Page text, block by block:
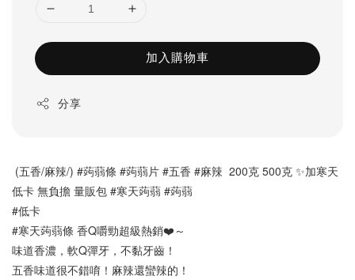
加入購物車
分享
(五香/麻辣/) #蒟蒻條 #蒟蒻片 #五香 #麻辣  200克 500克 ✨加寒天
低卡 無負擔 量販包 #寒天蒟蒻 #蒟蒻
#低卡
#寒天蒟蒻條 香Q嚼勁超級熱銷❤️～
味道香濃，軟Q彈牙，不黏牙齒！
五香味道很不錯唷！麻辣還蠻辣的！